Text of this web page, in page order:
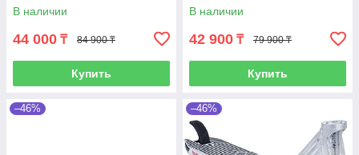
В наличии
44 000 ₸ 84 900 ₸
Купить
В наличии
42 900 ₸ 79 900 ₸
Купить
–46% –46%